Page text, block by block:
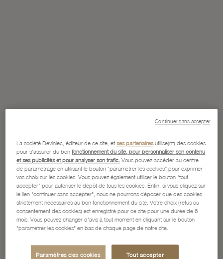
La société Devinlec, éditeur de ce site, etses partenairesutilise(nt) des cookies
pour s'assurer du bonfonctionnement du site, pour personnaliser son contenu
et ses publicités et pour analyser son trafic. Vous pouvez accéder au centre
de paramétrage en utilisant le bouton “paramétrer les cookies” pour exprimer
vos choix sur les cookies. Vous pouvez également utiliser le bouton "tout
accepter" pour autoriser le dépôt de tous les cookies. Enfin, si vous cliquez sur
le lien "continuer sans accepter", nous ne pourrons déposer que des cookies
strictement nécessaires au bon fonctionnement du site. Votre choix (refus ou
consentement des cookies) est enregistré pour ce site pour une durée de 6
mois. Vous pouvez changer d'avis à tout moment en cliquant sur le bouton
"paramétrer les cookies" en bas de chaque page de notre site.
Paramètres des cookies Tout accepter
Continuer sans accepter